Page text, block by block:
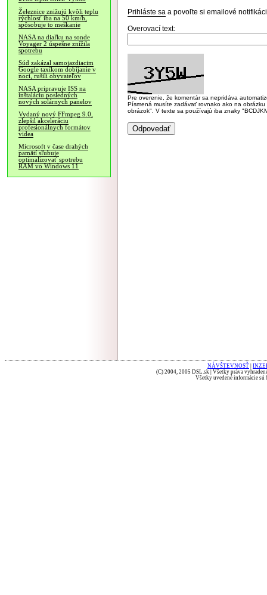
Železnice znižujú kvôli teplu
rýchlosť iba na 50 km/h,
spôsobuje to meškanie
NASA na diaľku na sonde
Voyager 2 úspešne znížila
spotrebu
Súd zakázal samojazdiacim
Google taxíkom dobíjanie v
noci, rušili obyvateľov
NASA pripravuje ISS na
inštaláciu posledných
nových solárnych panelov
Vydaný nový FFmpeg 9.0,
zlepšil akceleráciu
profesionálnych formátov
videa
Microsoft v čase drahých
pamätí sľubuje
optimalizovať spotrebu
RAM vo Windows 11
Prihláste sa a povoľte si emailové
Overovací text:
Pre overenie, že komentár sa nepridáva
Písmená musíte zadávať rovnako ako na
obrázok". V texte sa používajú iba znaky
NÁVŠTEVNOSŤ
(C) 2004, 2005 DSL.sk | Všetky práva
Všetky uvedené informácie sú